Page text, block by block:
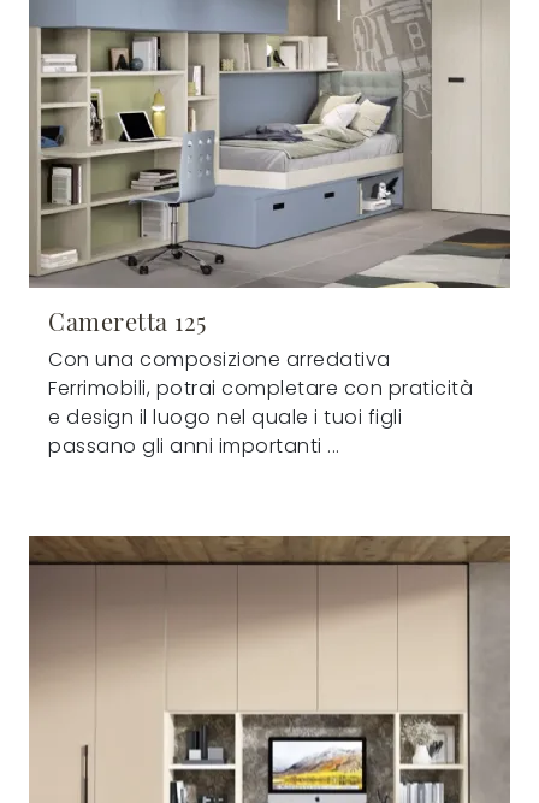
Cameretta 125
Con una composizione arredativa
Ferrimobili, potrai completare con praticità
e design il luogo nel quale i tuoi figli
passano gli anni importanti ...